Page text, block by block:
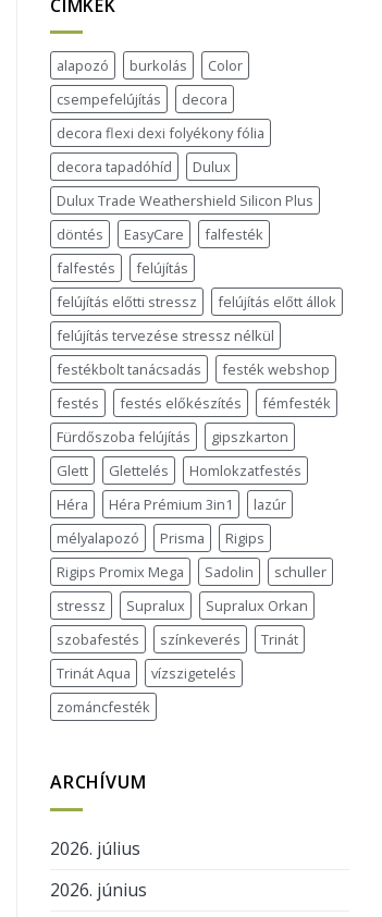
CÍMKÉK
alapozó burkolás
Color
csempefelújítás
decora
decora flexi dexi folyékony fólia
decora tapadóhíd
Dulux
Dulux Trade Weathershield Silicon Plus
döntés
EasyCare
falfesték
falfestés
felújítás
felújítás előtti stressz
felújítás előtt állok
felújítás tervezése stressz nélkül
festékbolt tanácsadás
festék webshop
festés
festés előkészítés
fémfesték
Fürdőszoba felújítás
gipszkarton
Glett
Glettelés
Homlokzatfestés
Héra
Héra Prémium 3in1
lazúr
mélyalapozó
Prisma
Rigips
Rigips Promix Mega
Sadolin
schuller
stressz
Supralux
Supralux Orkan
szobafestés
színkeverés
Trinát
Trinát Aqua
vízszigetelés
zománcfesték
ARCHÍVUM
2026. július
2026. június